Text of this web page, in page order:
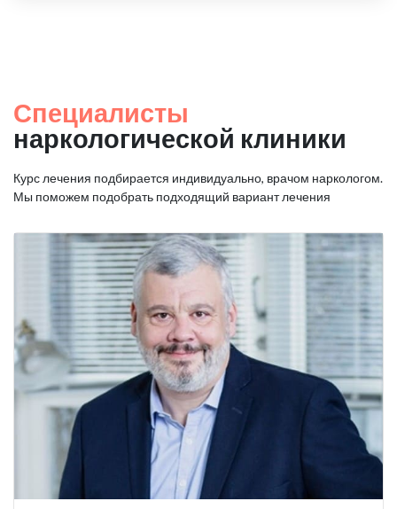
Специалисты
наркологической клиники
Курс лечения подбирается индивидуально, врачом наркологом.
Мы поможем подобрать подходящий вариант лечения